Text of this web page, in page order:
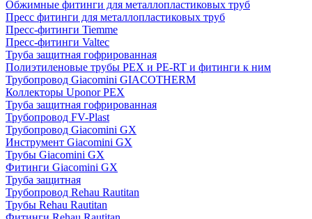
Обжимные фитинги для металлопластиковых труб
Пресс фитинги для металлопластиковых труб
Пресс-фитинги Tiemme
Пресс-фитинги Valtec
Труба защитная гофрированная
Полиэтиленовые трубы PEX и PE-RT и фитинги к ним
Трубопровод Giacomini GIACOTHERM
Коллекторы Uponor PEX
Труба защитная гофрированная
Трубопровод FV-Plast
Трубопровод Giacomini GX
Инструмент Giacomini GX
Трубы Giacomini GX
Фитинги Giacomini GX
Труба защитная
Трубопровод Rehau Rautitan
Трубы Rehau Rautitan